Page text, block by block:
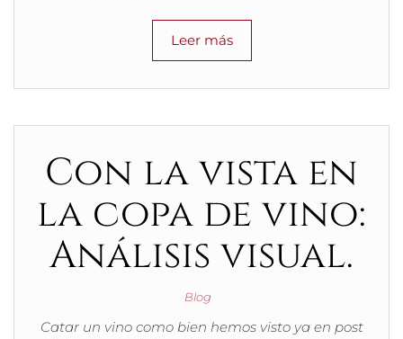
Leer más
Con la vista en
la copa de vino:
Análisis visual.
Blog
Catar un vino como bien hemos visto ya en post